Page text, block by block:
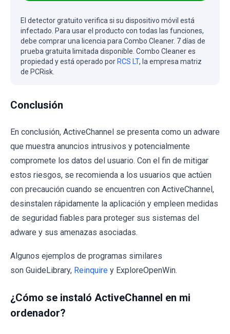
El detector gratuito verifica si su dispositivo móvil está
infectado. Para usar el producto con todas las funciones,
debe comprar una licencia para Combo Cleaner. 7 días de
prueba gratuita limitada disponible. Combo Cleaner es
propiedad y está operado por RCS LT, la empresa matriz
de PCRisk.
Conclusión
En conclusión, ActiveChannel se presenta como un adware
que muestra anuncios intrusivos y potencialmente
compromete los datos del usuario. Con el fin de mitigar
estos riesgos, se recomienda a los usuarios que actúen
con precaución cuando se encuentren con ActiveChannel,
desinstalen rápidamente la aplicación y empleen medidas
de seguridad fiables para proteger sus sistemas del
adware y sus amenazas asociadas.
Algunos ejemplos de programas similares
son GuideLibrary, Reinquire y ExploreOpenWin.
¿Cómo se instaló ActiveChannel en mi
ordenador?